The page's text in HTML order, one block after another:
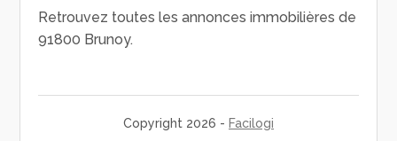
Retrouvez toutes les annonces immobilières de
91800 Brunoy.
Copyright 2026 - Facilogi